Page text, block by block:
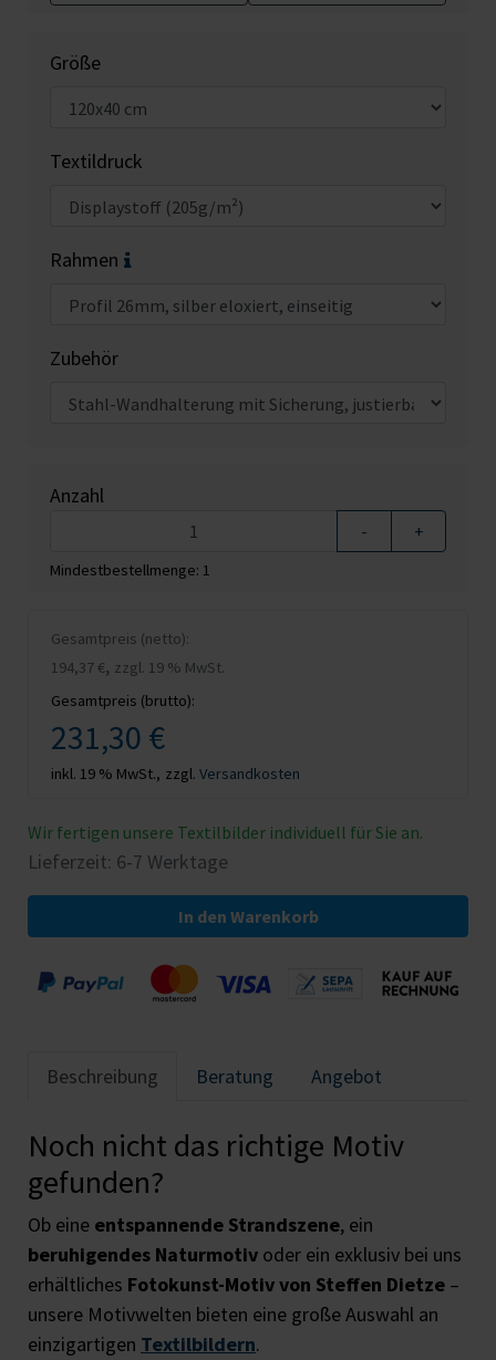
Größe
Textildruck
Rahmen
Zubehör
Anzahl
- +
Mindestbestellmenge: 1
Gesamtpreis (netto):
194,37 €, zzgl. 19 % MwSt.
Gesamtpreis (brutto):
231,30 €
inkl. 19 % MwSt., zzgl. Versandkosten
Wir fertigen unsere Textilbilder individuell für Sie an.
Lieferzeit: 6-7 Werktage
In den Warenkorb
Beschreibung Beratung Angebot
Noch nicht das richtige Motiv
gefunden?
Ob eine entspannende Strandszene, ein
beruhigendes Naturmotiv oder ein exklusiv bei uns
erhältliches Fotokunst-Motiv von Steffen Dietze –
unsere Motivwelten bieten eine große Auswahl an
einzigartigen Textilbildern.